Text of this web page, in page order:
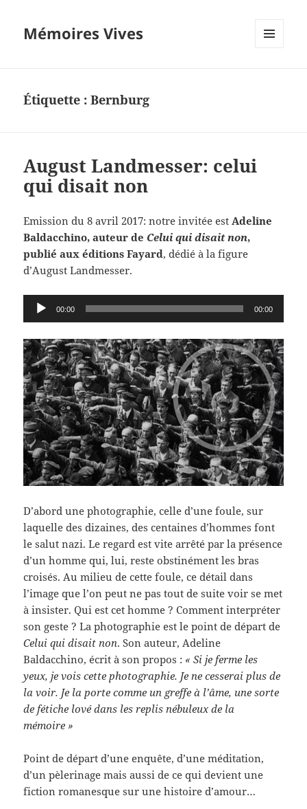
Mémoires Vives
Étiquette :Bernburg
August Landmesser: celui
qui disait non
Emission du 8 avril 2017: notre invitée estAdeline
Baldacchino, auteur de Celui qui disait non,
publié aux éditions Fayard, dédié à la figure
d’August Landmesser.
Lecteur
audio
00:00 00:00
D’abord une photographie, celle d’une foule, sur
laquelle des dizaines, des centaines d’hommes font
le salut nazi. Le regard est vite arrêté par la présence
d’un homme qui, lui, reste obstinément les bras
croisés. Au milieu de cette foule, ce détail dans
l’image que l’on peut ne pas tout de suite voir se met
à insister. Qui est cet homme ? Comment interpréter
son geste ? La photographie est le point de départ de
Celui qui disait non. Son auteur, Adeline
Baldacchino, écrit à son propos : « Si je ferme les
yeux, je vois cette photographie. Je ne cesserai plus de
la voir. Je la porte comme un greffe à l’âme, une sorte
de fétiche lové dans les replis nébuleux de la
mémoire »
Point de départ d’une enquête, d’une méditation,
d’un pèlerinage mais aussi de ce qui devient une
fiction romanesque sur une histoire d’amour…